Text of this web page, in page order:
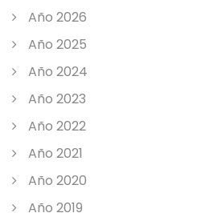
Año 2026
Año 2025
Año 2024
Año 2023
Año 2022
Año 2021
Año 2020
Año 2019